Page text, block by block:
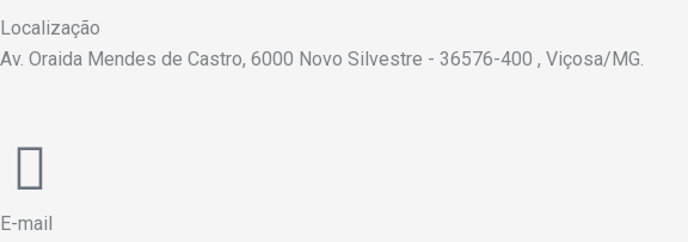
Localização
Av. Oraida Mendes de Castro, 6000 Novo Silvestre - 36576-400 , Viçosa/MG.
E-mail